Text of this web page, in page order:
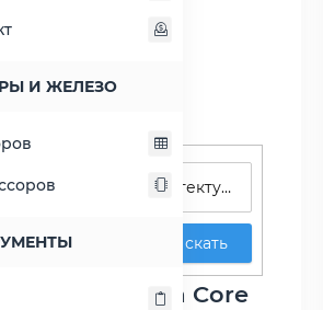
И ЖЕЛЕЗО
Искать
процессора Core